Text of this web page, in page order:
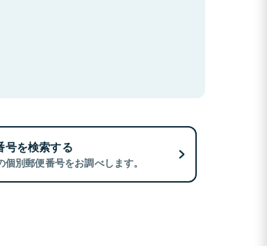
号を検索する
別郵便番号をお調べします。